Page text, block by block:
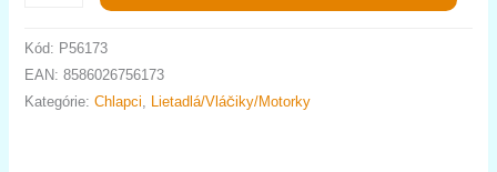
Kód: P56173
EAN:8586026756173
Kategórie:Chlapci, Lietadlá/Vláčiky/Motorky